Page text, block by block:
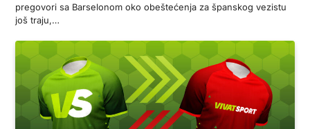
pregovori sa Barselonom oko obeštećenja za španskog vezistu
još traju,…